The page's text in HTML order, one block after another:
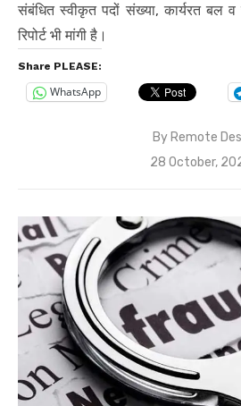
संबंधित स्वीकृत पदों संख्या, कार्यरत बल
रिपोर्ट भी मांगी है।
Share PLEASE:
WhatsApp
By Remote
Posted
28 October,